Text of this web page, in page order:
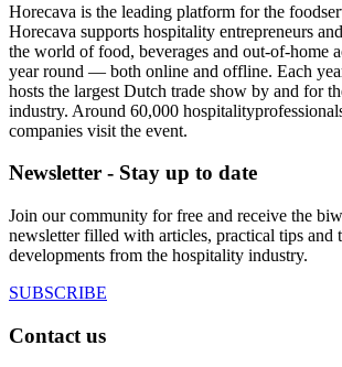
Horecava is the leading platform for the
Horecava supports hospitality entrepreneurs
the world of food, beverages and out-of-home
year round — both online and offline. Each
hosts the largest Dutch trade show by and for
industry. Around 60,000
companies visit the event.
Newsletter - Stay up to date
Join our community for free and receive the
newsletter filled with articles, practical tips and
developments from the hospitality industry.
SUBSCRIBE
Contact us